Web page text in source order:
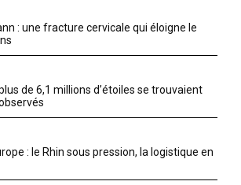
: une fracture cervicale qui éloigne le
de 6,1 millions d’étoiles se trouvaient
: le Rhin sous pression, la logistique en